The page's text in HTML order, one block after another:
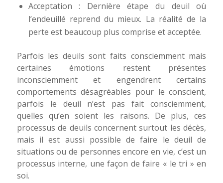
Acceptation : Dernière étape du deuil où
l’endeuillé reprend du mieux. La réalité de la
perte est beaucoup plus comprise et acceptée.
Parfois les deuils sont faits consciemment mais
certaines émotions restent présentes
inconsciemment et engendrent certains
comportements désagréables pour le conscient,
parfois le deuil n’est pas fait consciemment,
quelles qu’en soient les raisons. De plus, ces
processus de deuils concernent surtout les décès,
mais il est aussi possible de faire le deuil de
situations ou de personnes encore en vie, c’est un
processus interne, une façon de faire « le tri » en
soi.